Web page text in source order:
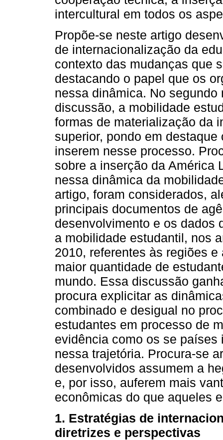
intercultural em todos os
Propõe-se neste artigo
de internacionalização da
contexto das mudanças que
destacando o papel que os
nessa dinâmica. No
discussão, a mobilidade
formas de materialização da
superior, pondo em
inserem nesse processo.
sobre a inserção da América
nessa dinâmica da
artigo, foram considerados,
principais documentos de
desenvolvimento e os dados
a mobilidade estudantil, nos
2010, referentes às regiões
maior quantidade de
mundo. Essa discussão
procura explicitar as
combinado e desigual no
estudantes em processo de
evidência como os se
nessa trajetória. Procura-se
desenvolvidos assumem a
e, por isso, auferem mais
econômicas do que aqueles
1. Estratégias de
diretrizes e perspectivas